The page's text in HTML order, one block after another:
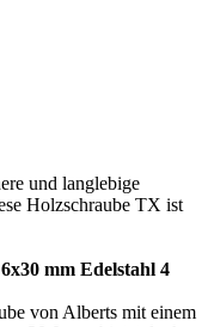
und langlebige
Holzschraube TX ist
mm Edelstahl 4
von Alberts mit einem